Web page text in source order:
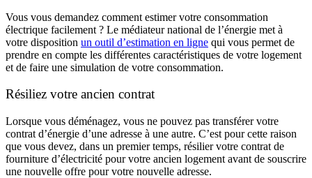
Vous vous demandez comment estimer votre consommation
électrique facilement ? Le médiateur national de l’énergie met à
votre disposition un outil d’estimation en ligne qui vous permet de
prendre en compte les différentes caractéristiques de votre logement
et de faire une simulation de votre consommation.
Résiliez votre ancien contrat
Lorsque vous déménagez, vous ne pouvez pas transférer votre
contrat d’énergie d’une adresse à une autre. C’est pour cette raison
que vous devez, dans un premier temps, résilier votre contrat de
fourniture d’électricité pour votre ancien logement avant de souscrire
une nouvelle offre pour votre nouvelle adresse.